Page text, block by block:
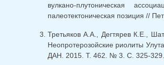
вулкано-плутоническая
палеотектоническая позиция //
Третьяков А.А., Дегтярев К.Е.,
Неопротерозойские риолиты
ДАН. 2015. Т. 462. № 3. С. 325-329.